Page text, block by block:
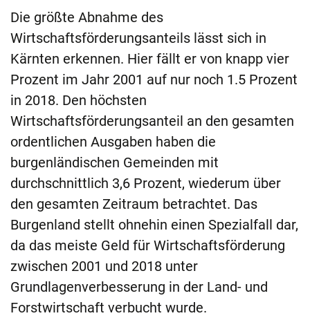
Die größte Abnahme des
Wirtschaftsförderungsanteils lässt sich in
Kärnten erkennen. Hier fällt er von knapp vier
Prozent im Jahr 2001 auf nur noch 1.5 Prozent
in 2018. Den höchsten
Wirtschaftsförderungsanteil an den gesamten
ordentlichen Ausgaben haben die
burgenländischen Gemeinden mit
durchschnittlich 3,6 Prozent, wiederum über
den gesamten Zeitraum betrachtet. Das
Burgenland stellt ohnehin einen Spezialfall dar,
da das meiste Geld für Wirtschaftsförderung
zwischen 2001 und 2018 unter
Grundlagenverbesserung in der Land- und
Forstwirtschaft verbucht wurde.